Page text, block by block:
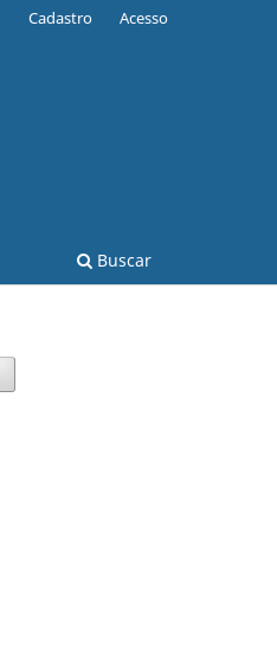
Buscar
Cadastro Acesso